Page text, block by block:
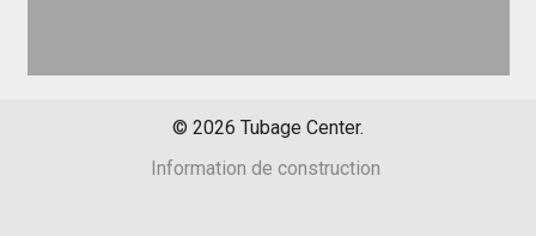
© 2026 Tubage Center.
Information de construction